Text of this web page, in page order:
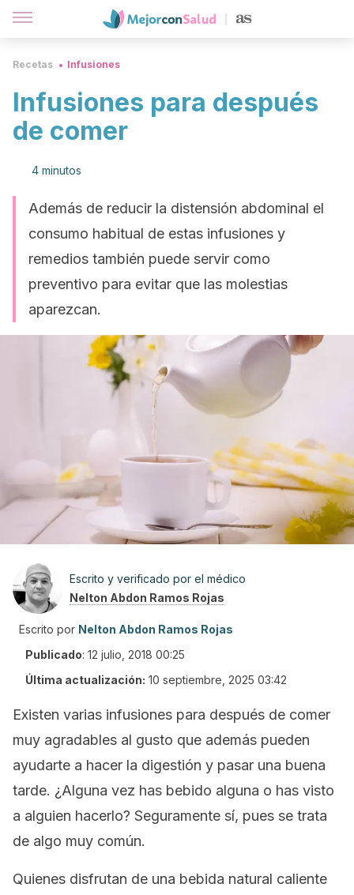
Recetas Infusiones
Infusiones para después
de comer
4 minutos
Además de reducir la distensión abdominal el
consumo habitual de estas infusiones y
remedios también puede servir como
preventivo para evitar que las molestias
aparezcan.
Escrito y verificado por el médico
Nelton Abdon Ramos Rojas
Escrito por Nelton Abdon Ramos Rojas
Publicado: 12 julio, 2018 00:25
Última actualización: 10 septiembre, 2025 03:42
Existen varias infusiones para después de comer
muy agradables al gusto que además pueden
ayudarte a hacer la digestión y pasar una buena
tarde. ¿Alguna vez has bebido alguna o has visto
a alguien hacerlo? Seguramente sí, pues se trata
de algo muy común.
Quienes disfrutan de una bebida natural caliente